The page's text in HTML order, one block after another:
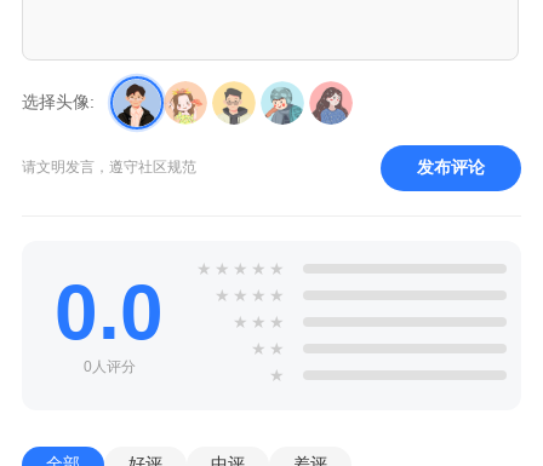
选择头像:
请文明发言，遵守社区规范 发布评论
0.0
0人评分
★ ★ ★ ★ ★
★ ★ ★ ★
★ ★ ★
★ ★
★